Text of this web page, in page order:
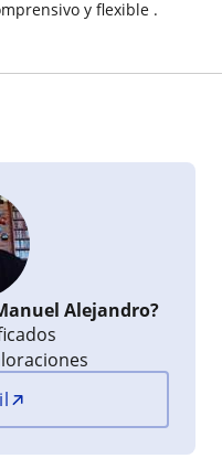
y flexible .
Alejandro?